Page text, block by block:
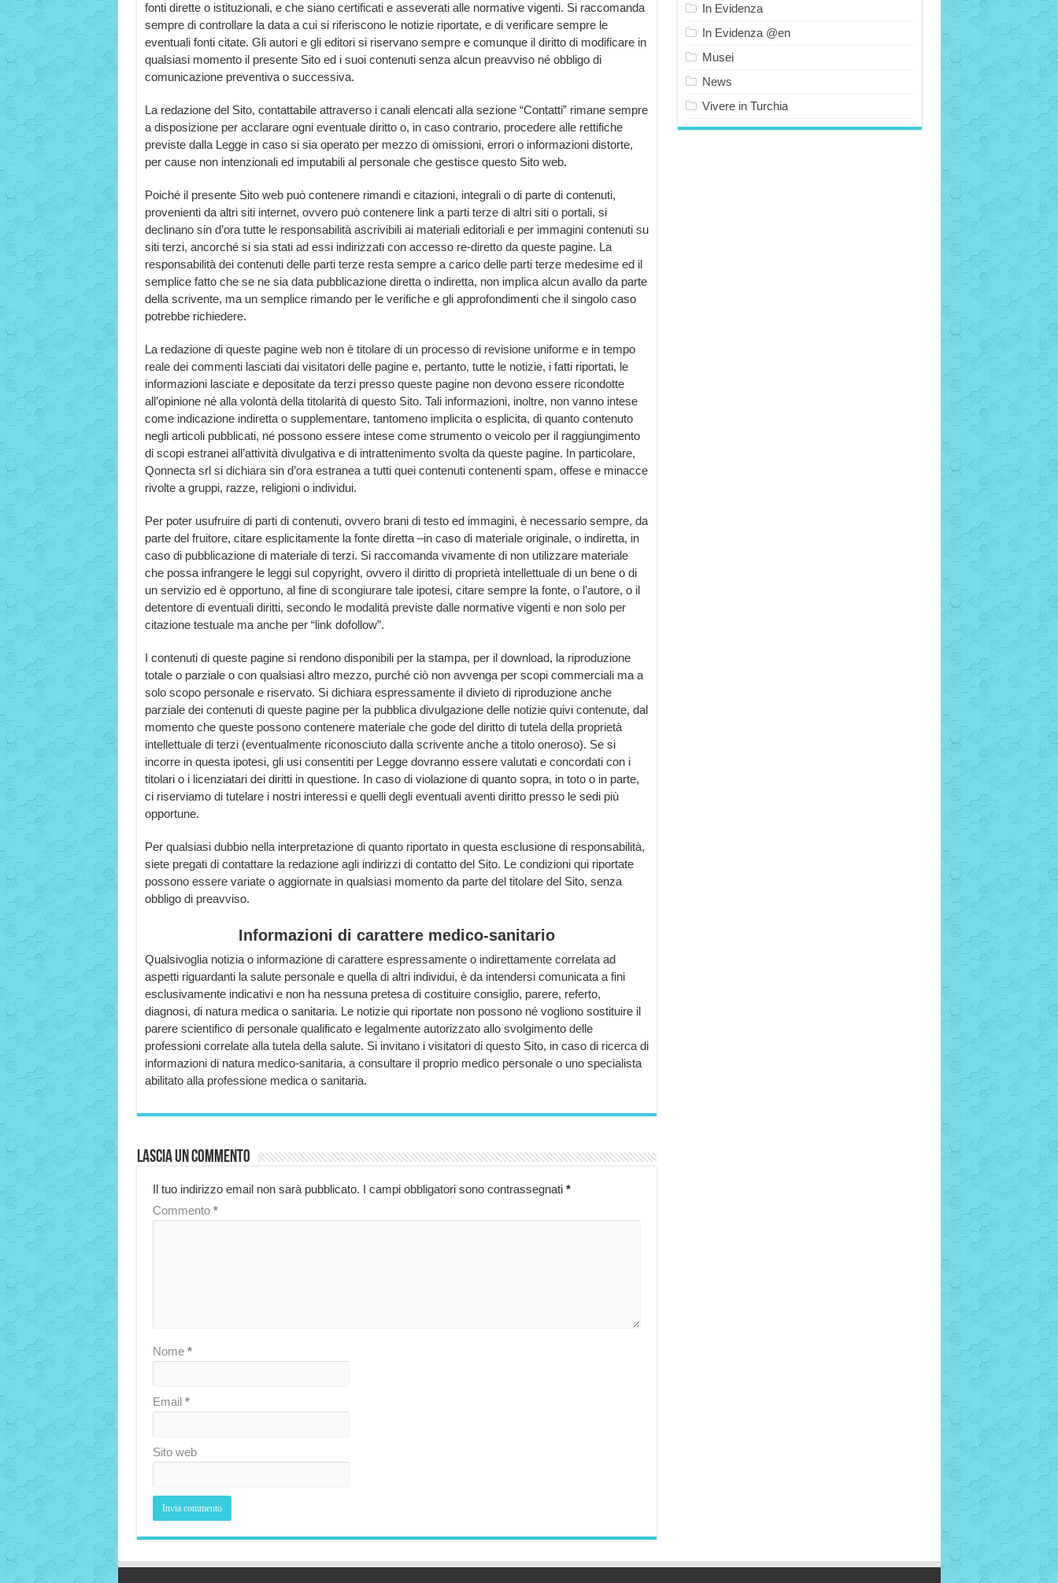
fonti dirette o istituzionali, e che siano certificati e asseverati alle normative vigenti. Si raccomanda
sempre di controllare la data a cui si riferiscono le notizie riportate, e di verificare sempre le
eventuali fonti citate. Gli autori e gli editori si riservano sempre e comunque il diritto di modificare in
qualsiasi momento il presente Sito ed i suoi contenuti senza alcun preavviso né obbligo di
comunicazione preventiva o successiva.
La redazione del Sito, contattabile attraverso i canali elencati alla sezione “Contatti” rimane sempre
a disposizione per acclarare ogni eventuale diritto o, in caso contrario, procedere alle rettifiche
previste dalla Legge in caso si sia operato per mezzo di omissioni, errori o informazioni distorte,
per cause non intenzionali ed imputabili al personale che gestisce questo Sito web.
Poiché il presente Sito web può contenere rimandi e citazioni, integrali o di parte di contenuti,
provenienti da altri siti internet, ovvero può contenere link a parti terze di altri siti o portali, si
declinano sin d’ora tutte le responsabilità ascrivibili ai materiali editoriali e per immagini contenuti su
siti terzi, ancorché si sia stati ad essi indirizzati con accesso re-diretto da queste pagine. La
responsabilità dei contenuti delle parti terze resta sempre a carico delle parti terze medesime ed il
semplice fatto che se ne sia data pubblicazione diretta o indiretta, non implica alcun avallo da parte
della scrivente, ma un semplice rimando per le verifiche e gli approfondimenti che il singolo caso
potrebbe richiedere.
La redazione di queste pagine web non è titolare di un processo di revisione uniforme e in tempo
reale dei commenti lasciati dai visitatori delle pagine e, pertanto, tutte le notizie, i fatti riportati, le
informazioni lasciate e depositate da terzi presso queste pagine non devono essere ricondotte
all’opinione né alla volontà della titolarità di questo Sito. Tali informazioni, inoltre, non vanno intese
come indicazione indiretta o supplementare, tantomeno implicita o esplicita, di quanto contenuto
negli articoli pubblicati, né possono essere intese come strumento o veicolo per il raggiungimento
di scopi estranei all’attività divulgativa e di intrattenimento svolta da queste pagine. In particolare,
Qonnecta srl si dichiara sin d’ora estranea a tutti quei contenuti contenenti spam, offese e minacce
rivolte a gruppi, razze, religioni o individui.
Per poter usufruire di parti di contenuti, ovvero brani di testo ed immagini, è necessario sempre, da
parte del fruitore, citare esplicitamente la fonte diretta –in caso di materiale originale, o indiretta, in
caso di pubblicazione di materiale di terzi. Si raccomanda vivamente di non utilizzare materiale
che possa infrangere le leggi sul copyright, ovvero il diritto di proprietà intellettuale di un bene o di
un servizio ed è opportuno, al fine di scongiurare tale ipotesi, citare sempre la fonte, o l’autore, o il
detentore di eventuali diritti, secondo le modalità previste dalle normative vigenti e non solo per
citazione testuale ma anche per “link dofollow”.
I contenuti di queste pagine si rendono disponibili per la stampa, per il download, la riproduzione
totale o parziale o con qualsiasi altro mezzo, purché ciò non avvenga per scopi commerciali ma a
solo scopo personale e riservato. Si dichiara espressamente il divieto di riproduzione anche
parziale dei contenuti di queste pagine per la pubblica divulgazione delle notizie quivi contenute, dal
momento che queste possono contenere materiale che gode del diritto di tutela della proprietà
intellettuale di terzi (eventualmente riconosciuto dalla scrivente anche a titolo oneroso). Se si
incorre in questa ipotesi, gli usi consentiti per Legge dovranno essere valutati e concordati con i
titolari o i licenziatari dei diritti in questione. In caso di violazione di quanto sopra, in toto o in parte,
ci riserviamo di tutelare i nostri interessi e quelli degli eventuali aventi diritto presso le sedi più
opportune.
Per qualsiasi dubbio nella interpretazione di quanto riportato in questa esclusione di responsabilità,
siete pregati di contattare la redazione agli indirizzi di contatto del Sito. Le condizioni qui riportate
possono essere variate o aggiornate in qualsiasi momento da parte del titolare del Sito, senza
obbligo di preavviso.
Informazioni di carattere medico-sanitario
Qualsivoglia notizia o informazione di carattere espressamente o indirettamente correlata ad
aspetti riguardanti la salute personale e quella di altri individui, è da intendersi comunicata a fini
esclusivamente indicativi e non ha nessuna pretesa di costituire consiglio, parere, referto,
diagnosi, di natura medica o sanitaria. Le notizie qui riportate non possono né vogliono sostituire il
parere scientifico di personale qualificato e legalmente autorizzato allo svolgimento delle
professioni correlate alla tutela della salute. Si invitano i visitatori di questo Sito, in caso di ricerca di
informazioni di natura medico-sanitaria, a consultare il proprio medico personale o uno specialista
abilitato alla professione medica o sanitaria.
Lascia un commento
Il tuo indirizzo email non sarà pubblicato. I campi obbligatori sono contrassegnati *
Commento *
Nome *
Email *
Sito web
In Evidenza
In Evidenza @en
Musei
News
Vivere in Turchia